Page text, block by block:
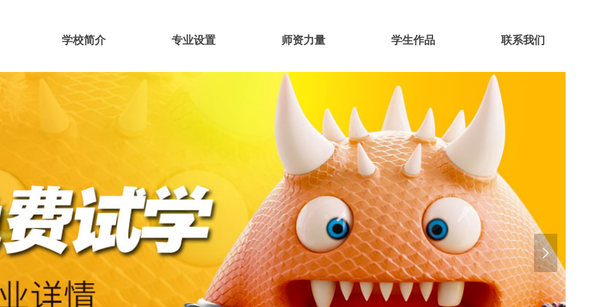
넲
学校简介 专业设置 师资力量 学生作品 联系我们